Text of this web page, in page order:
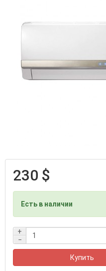
230 $
Есть в наличии
+
−
Купить